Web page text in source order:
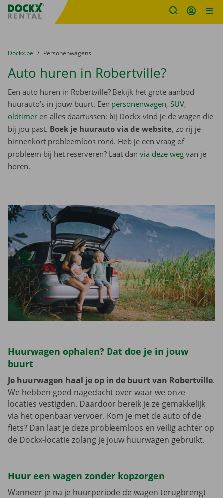
Fratello DEMO
U bevindt zich hier:
van
Dockx.be naar
Personenwagens
Auto huren in Robertville?
Een auto huren in Robertville? Bekijk het grote aanbod
huurauto’s in jouw buurt. Een personenwagen, SUV,
oldtimer en alles daartussen: bij Dockx vind je de wagen die
bij jou past. Boek je huurauto via de website, zo rij je
binnenkort probleemloos rond. Heb je een vraag of
probleem bij het reserveren? Laat dan via deze weg van je
horen.
Huurwagen ophalen? Dat doe je in jouw
buurt
Je huurwagen haal je op in de buurt van Robertville.
We hebben goed nagedacht over waar we onze
locaties vestigden. Daardoor bereik je ze gemakkelijk
via het openbaar vervoer. Kom je met de auto of de
fiets? Dan laat je deze probleemloos en veilig achter op
de Dockx-locatie zolang je jouw huurwagen gebruikt.
Huur een wagen zonder kopzorgen
Wanneer je na je huurperiode de wagen terugbrengt